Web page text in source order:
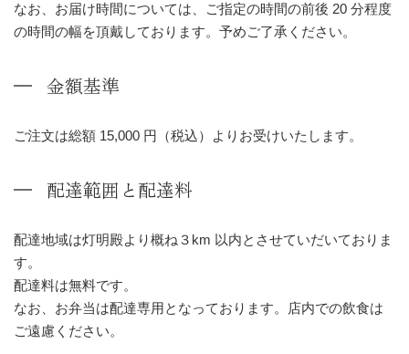
なお、お届け時間については、ご指定の時間の前後 20 分程度
の時間の幅を頂戴しております。予めご了承ください。
金額基準
ご注文は総額 15,000 円（税込）よりお受けいたします。
配達範囲と配達料
配達地域は灯明殿より概ね３km 以内とさせていだいておりま
す。
配達料は無料です。
なお、お弁当は配達専用となっております。店内での飲食は
ご遠慮ください。